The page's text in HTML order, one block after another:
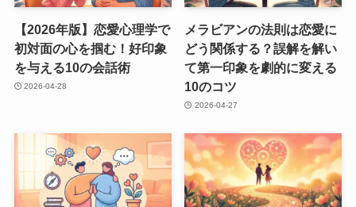
【2026年版】恋愛心理学で
初対面の心を掴む！好印象
を与える10の会話術
2026-04-28
メラビアンの法則は恋愛に
どう関係する？誤解を解い
て第一印象を劇的に変える
10のコツ
2026-04-27